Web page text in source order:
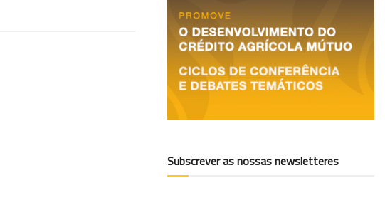
Subscrever as nossas newsletteres